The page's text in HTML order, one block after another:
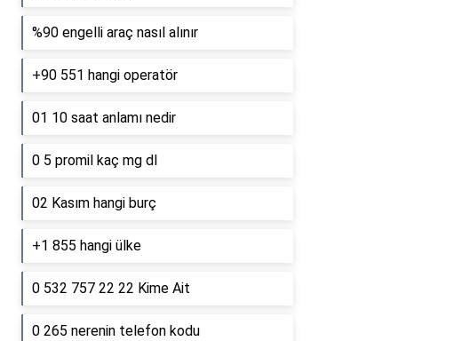
%90 engelli araç nasıl alınır
+90 551 hangi operatör
01 10 saat anlamı nedir
0 5 promil kaç mg dl
02 Kasım hangi burç
+1 855 hangi ülke
0 532 757 22 22 Kime Ait
0 265 nerenin telefon kodu